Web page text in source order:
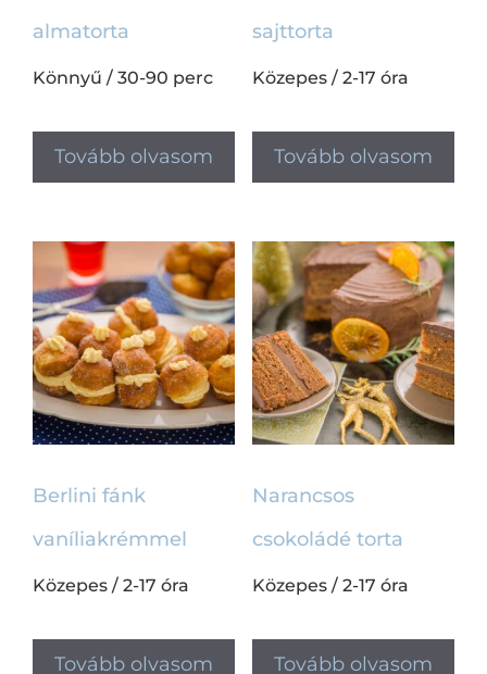
almatorta
Könnyű / 30-90 perc
Tovább olvasom
sajttorta
Közepes/ 2-17 óra
Tovább olvasom
Berlini fánk
vaníliakrémmel
Közepes / 2-17 óra
Tovább olvasom
Narancsos
csokoládé torta
Közepes/ 2-17 óra
Tovább olvasom